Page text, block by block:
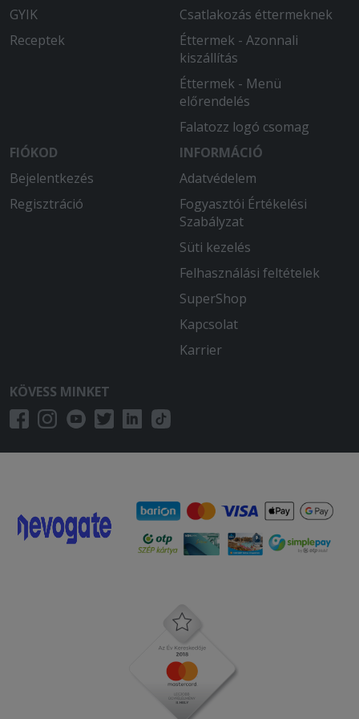
köszönjük a gyomorgörcsöt !
2026-01-31 - Gyula:
Gyors, finom, bőséges.
kertünk és fizettünk.
Finom, diszkrét ráadás gyors szállítás!
Csak ajánlani tudom.
volt. Ajánlom mindenkinek.
Gyors, pontos kiszállítás, finom ételek.
Gyors kiszállítás, bőséges és meleg volt
minden!
A leves savanyú volt. Szeretném ha
2025-10-29 - :
Ehetetlen volt a pizza a plusz sajt feltét
sem került rá , valamint égett volt a
Pizza jó! Hamburger egy forintot sem
GYIK
Receptek
Csatlakozás éttermeknek
Éttermek - Azonnali
kiszállítás
Éttermek - Menü
előrendelés
Falatozz logó csomag
FIÓKOD
Bejelentkezés
Regisztráció
INFORMÁCIÓ
Adatvédelem
Fogyasztói Értékelési
Szabályzat
Süti kezelés
Felhasználási feltételek
SuperShop
Kapcsolat
Karrier
KÖVESS MINKET